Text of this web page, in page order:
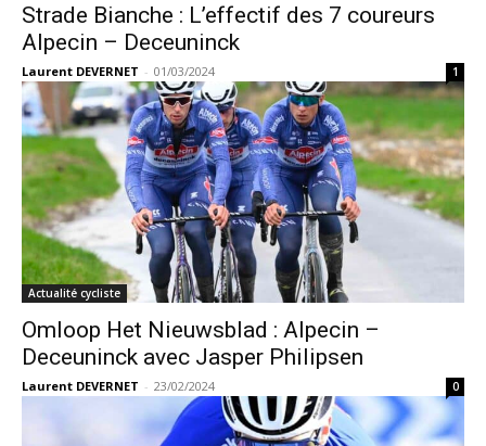
Strade Bianche : L’effectif des 7 coureurs
Alpecin – Deceuninck
Laurent DEVERNET - 01/03/2024 1
Actualité cycliste
Omloop Het Nieuwsblad : Alpecin –
Deceuninck avec Jasper Philipsen
Laurent DEVERNET - 23/02/2024 0